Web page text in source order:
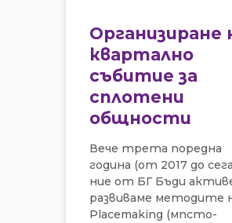
Организиране
квартално
събитие за
сплотени
общности
Вече трета поредна
година (от 2017 до
ние от БГ Бъди
развиваме методите
Placemaking (мпсто-